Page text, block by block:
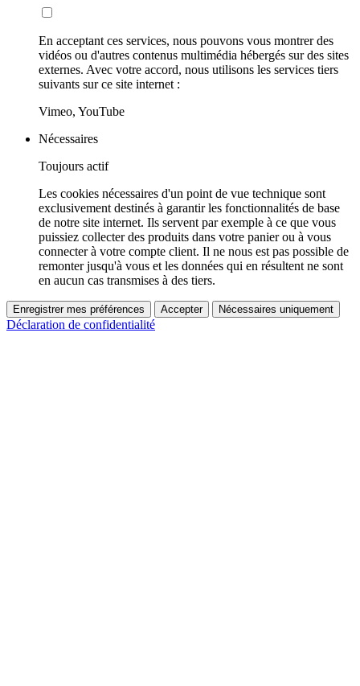
En acceptant ces services, nous pouvons vous montrer des
vidéos ou d'autres contenus multimédia hébergés sur des sites
externes. Avec votre accord, nous utilisons les services tiers
suivants sur ce site internet :
Vimeo, YouTube
Nécessaires
Toujours actif
Les cookies nécessaires d'un point de vue technique sont
exclusivement destinés à garantir les fonctionnalités de base
de notre site internet. Ils servent par exemple à ce que vous
puissiez collecter des produits dans votre panier ou à vous
connecter à votre compte client. Il ne nous est pas possible de
remonter jusqu'à vous et les données qui en résultent ne sont
en aucun cas transmises à des tiers.
Enregistrer mes préférences Accepter Nécessaires uniquement
Déclaration de confidentialité